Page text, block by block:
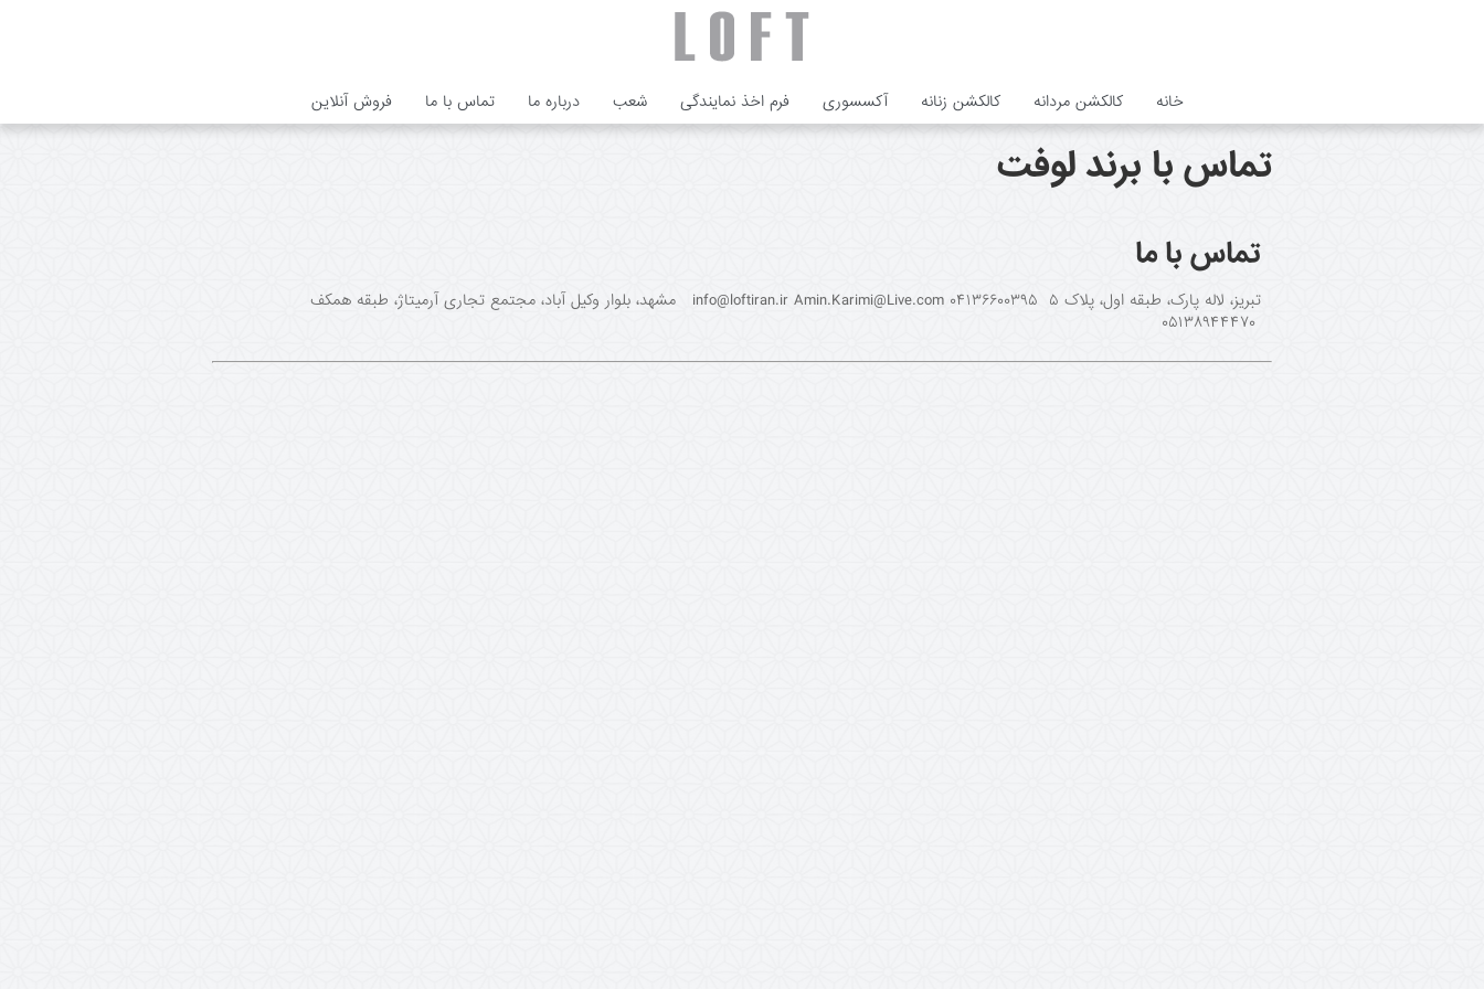
خانه کالکشن مردانه کالکشن زنانه آکسسوری فرم اخذ نمایندگی شعب درباره ما تماس با ما فروش آنلاین
تماس با برند لوفت
تماس با ما
تبریز، لاله پارک، طبقه اول، پلاک ۵ ۰۴۱۳۶۶۰۰۳۹۵ info@loftiran.ir Amin.Karimi@Live.com مشهد، بلوار وکیل آباد، مجتمع تجاری آرمیتاژ، طبقه همکف